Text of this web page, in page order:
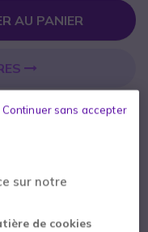
AU PANIER
avec PTT - Serre-
sur notre
de cookies
Continuer sans accepter